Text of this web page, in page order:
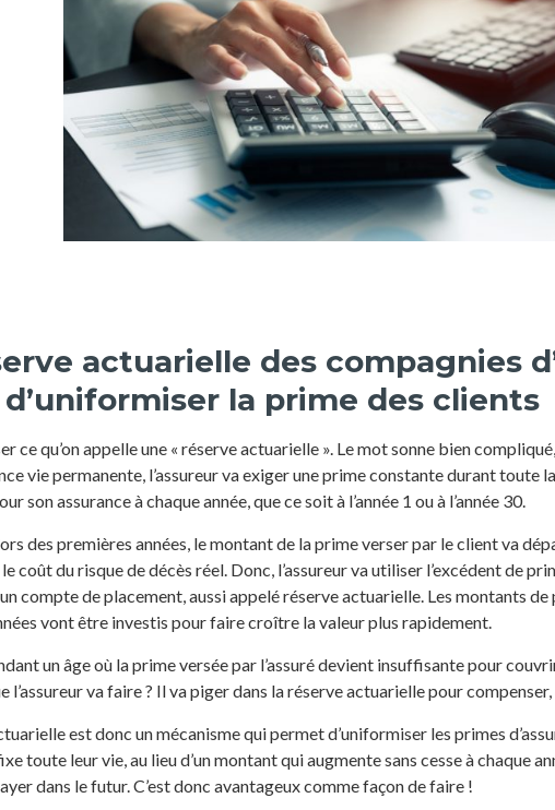
actuarielle des compagnies
la prime des clients
ce qu’on appelle une « réserve actuarielle ». Le mot sonne bien
vie permanente, l’assureur va exiger une prime constante durant toute
son assurance à chaque année, que ce soit à l’année 1 ou à l’année 30.
des premières années, le montant de la prime verser par le client va
coût du risque de décès réel. Donc, l’assureur va utiliser l’excédent de
compte de placement, aussi appelé réserve actuarielle. Les montants
vont être investis pour faire croître la valeur plus rapidement.
un âge où la prime versée par l’assuré devient insuffisante pour
l’assureur va faire ? Il va piger dans la réserve actuarielle pour compenser,
est donc un mécanisme qui permet d’uniformiser les primes
toute leur vie, au lieu d’un montant qui augmente sans cesse à chaque
dans le futur. C’est donc avantageux comme façon de faire !